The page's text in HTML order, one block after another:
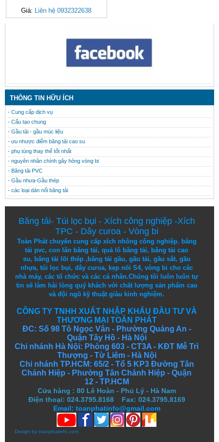
Giá: Liên hệ 0932322638
THÔNG TIN HỮU ÍCH
- Cung cấp dịch vụ
- Cấu tạo chung
- Gầu tải - gầu múc liệu
- ưu nhược điểm băng tải cao su
- phụ tùng thay thế tốt nhất
- nguyên nhân chính gây hỏng vòng bi
- Băng tải PVC
- Gầu nhưa-Gầu thép
- các loại dán nối băng tải
Băng tải- Túi lọc bụi - Xích công nghiệp-Xích
TPC - Dây curoa- Vòng bi
Toàn Phát chuyên cung cấp xích nhông công nghiệp, băng
tải pvc,con lăn băng tải,quả lô băng tải, băng tải cao
su, băng tải lõi thép, băng tải gầu, gầu tải, gầu sắt, gầu
nhựa, túi lọc bụi, dây curoa, kẹp nối S4, vòng bi cho các
nhà máy, các tổ chức và các cá nhân.Chúng tôi luôn luôn tự
tin sẽ làm hài lòng quý khách với chất lượng sảnphẩm cao
vàđội ngũ kỹ thuậtgiàu kinh nghiệm.
CÔNG TY TNHH XUẤT NHẬP KHẨU ĐẦU TƯ VÀ
THƯƠNG MẠI TOÀN PHÁT
ĐC: Số 98 Tô Ngọc Vân - Phường Quảng An -
Quận Tây Hồ - Hà Nội
Chi nhánh Hà Nội: Phòng 603 - CT3A - KĐT Mễ Trì
Thượng - Từ Liêm - Hà Nội
Chi nhánh TP.HCM: 65/2 - Tổ 5 KP3 Đường Tân
Chánh Hiệp - Phường Tân Chánh Hiệp - Quận
12 - TP.HCM
Cửa hàng : 80 Lê Hoàn - Phủ Lý - Hà Nam
Điện thoại: 024.3795.8168 Fax: 024.3795.8169
Email: toanphatinfo@gmail.com
Design by toanphatinfo.com